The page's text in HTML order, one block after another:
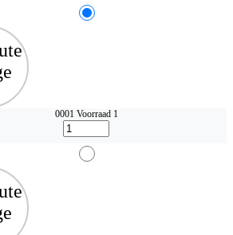
0001 Voorraad 1